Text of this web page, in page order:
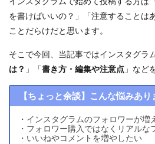
を書けばいいの？」「注意することは
ことだらけだと思います。
そこで今回、当記事ではインスタグラ
は？ 」「書き方・編集や注意点 」など
【ちょっと余談】こんな悩みあり
・インスタグラムのフォロワーが増
・フォロワー購入ではなくリアル
・いいねやコメントを増やしたい